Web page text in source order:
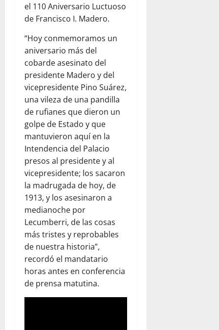
el 110 Aniversario Luctuoso
de Francisco I. Madero.
“Hoy conmemoramos un
aniversario más del
cobarde asesinato del
presidente Madero y del
vicepresidente Pino Suárez,
una vileza de una pandilla
de rufianes que dieron un
golpe de Estado y que
mantuvieron aquí en la
Intendencia del Palacio
presos al presidente y al
vicepresidente; los sacaron
la madrugada de hoy, de
1913, y los asesinaron a
medianoche por
Lecumberri, de las cosas
más tristes y reprobables
de nuestra historia”,
recordó el mandatario
horas antes en conferencia
de prensa matutina.